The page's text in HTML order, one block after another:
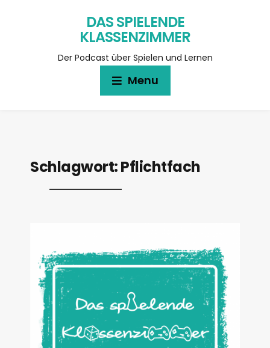
DAS SPIELENDE
KLASSENZIMMER
Der Podcast über Spielen und Lernen
Menu
Schlagwort:Pflichtfach